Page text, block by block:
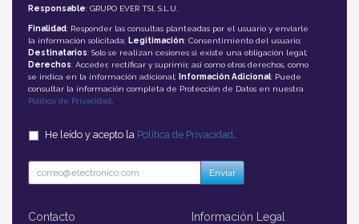
Responsable: GRUPO EVER TSI, S.L.U.
Finalidad: Responder las consultas planteadas por el usuario y enviarle
la información solicitada; Legitimación: Consentimiento del usuario;
Destinatarios: Solo se realizan cesiones si existe una obligación legal;
Derechos: Acceder, rectificar y suprimir, así como otros derechos, como
se indica en la información adicional;
Información Adicional: Puede
consultar la información completa de Protección de Datos en nuestra
Política de Privacidad
He leído y acepto la Política de Privacidad
Enviar
Contacto
Información Legal